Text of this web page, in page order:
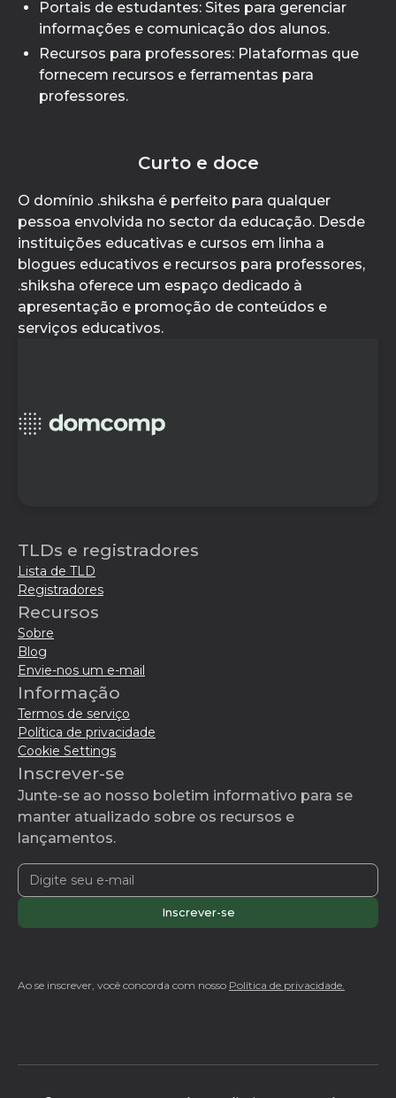
Portais de estudantes: Sites para gerenciar
informações e comunicação dos alunos.
Recursos para professores: Plataformas que
fornecem recursos e ferramentas para
professores.
Curto e doce
O domínio .shiksha é perfeito para qualquer
pessoa envolvida no sector da educação. Desde
instituições educativas e cursos em linha a
blogues educativos e recursos para professores,
.shiksha oferece um espaço dedicado à
apresentação e promoção de conteúdos e
serviços educativos.
TLDs e registradores
Lista de TLD
Registradores
Recursos
Sobre
Blog
Envie-nos um e-mail
Informação
Termos de serviço
Política de privacidade
Cookie Settings
Inscrever-se
Junte-se ao nosso boletim informativo para se
manter atualizado sobre os recursos e
lançamentos.
Ao se inscrever, você concorda com nosso Política de privacidade.